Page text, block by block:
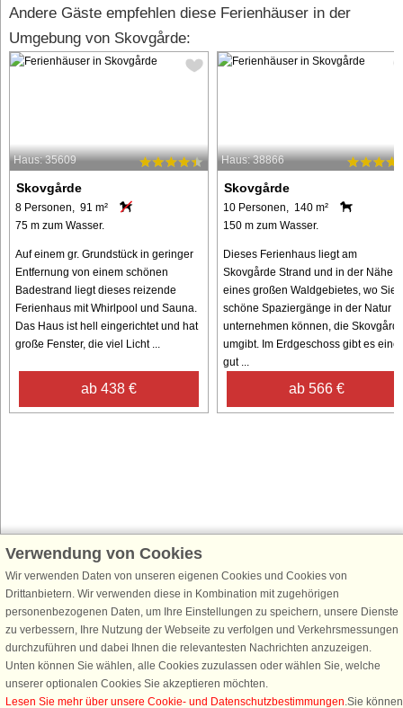
Andere Gäste empfehlen diese Ferienhäuser in der
Umgebung von Skovgårde:
Haus: 35609
Skovgårde
8 Personen, 91 m²
75 m zum Wasser.
Auf einem gr. Grundstück in geringer
Entfernung von einem schönen
Badestrand liegt dieses reizende
Ferienhaus mit Whirlpool und Sauna.
Das Haus ist hell eingerichtet und hat
große Fenster, die viel Licht ...
ab 438 €
Haus: 38866
Skovgårde
10 Personen, 140 m²
150 m zum Wasser.
Dieses Ferienhaus liegt am
Skovgårde Strand und in der Nähe
eines großen Waldgebietes, wo Sie
schöne Spaziergänge in der Natur
unternehmen können, die
umgibt. Im Erdgeschoss gibt es eine
gut ...
ab 566 €
Schließen Sie sich 100.000 Ferienhaus-Fans an
Erhalten Sie einen Willkommensgutschein von 25 €für Ihren nächsten
Ferienhausurlaub - melden Sie sich einfach für den DanCenter Newsletter
an. Verpassen Sie nie wieder exklusive Angebote, Gewinnspiele und
Urlaubstipps!
Verwendung von Cookies
Wir verwenden Daten von unseren eigenen Cookies und Cookies von
Drittanbietern. Wir verwenden diese in Kombination mit zugehörigen
personenbezogenen Daten, um Ihre Einstellungen zu speichern, unsere Dienste
zu verbessern, Ihre Nutzung der Webseite zu verfolgen und Verkehrsmessungen
durchzuführen und dabei Ihnen die relevantesten Nachrichten anzuzeigen.
Unten können Sie wählen, alle Cookies zuzulassen oder wählen Sie, welche
unserer optionalen Cookies Sie akzeptieren möchten.
Lesen Sie mehr über unsere Cookie- und Datenschutzbestimmungen.Sie können